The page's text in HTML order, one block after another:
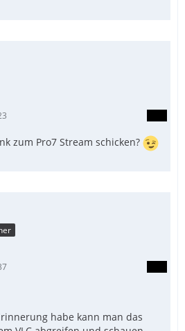
zum Pro7 Stream schicken?
habe kann man das